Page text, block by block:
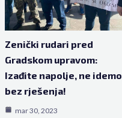
Zenički rudari pred
Gradskom upravom:
Izađite napolje, ne idemo
bez rješenja!
mar 30, 2023